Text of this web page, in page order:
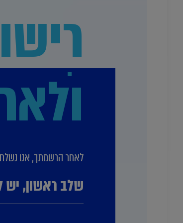
לאחר הרשמתך, אנו נשלח
שלב ראשון, יש